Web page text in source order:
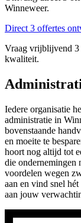
Winneweer.
Direct 3 offertes
Vraag vrijblijvend 3
kwaliteit.
Iedere organisatie
administratie in
bovenstaande
en moeite te
hoort nog altijd tot
die ondernemingen
voordelen wegen
aan en vind snel
aan jouw